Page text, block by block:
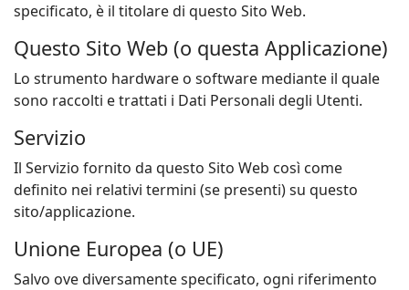
specificato, è il titolare di questo Sito Web.
Questo Sito Web (o questa Applicazione)
Lo strumento hardware o software mediante il quale
sono raccolti e trattati i Dati Personali degli Utenti.
Servizio
Il Servizio fornito da questo Sito Web così come
definito nei relativi termini (se presenti) su questo
sito/applicazione.
Unione Europea (o UE)
Salvo ove diversamente specificato, ogni riferimento